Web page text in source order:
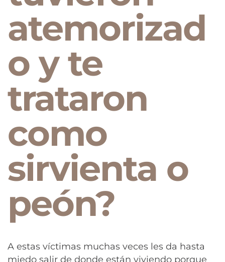
atemorizad
o y te
trataron
como
sirvienta o
peón?
A estas víctimas muchas veces les da hasta
miedo salir de donde están viviendo porque